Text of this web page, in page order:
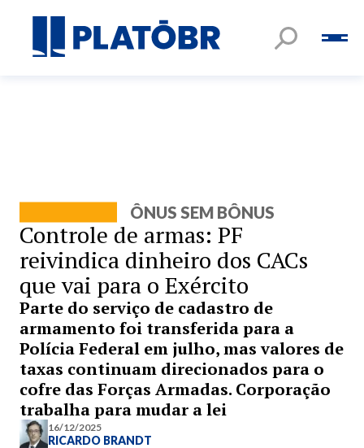
ÔNUS SEM BÔNUS
Controle de armas: PF
reivindica dinheiro dos CACs
que vai para o Exército
Parte do serviço de cadastro de
armamento foi transferida para a
Polícia Federal em julho, mas valores de
taxas continuam direcionados para o
cofre das Forças Armadas. Corporação
trabalha para mudar a lei
16/12/2025
RICARDO BRANDT